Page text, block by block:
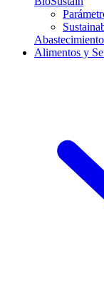
Alimentos y